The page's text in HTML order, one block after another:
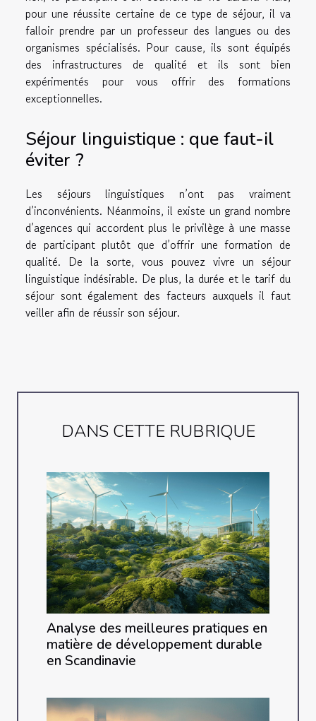
pour une réussite certaine de ce type de séjour, il va
falloir prendre par un professeur des langues ou des
organismes spécialisés. Pour cause, ils sont équipés
des infrastructures de qualité et ils sont bien
expérimentés pour vous offrir des formations
exceptionnelles.
Séjour linguistique : que faut-il
éviter ?
Les séjours linguistiques n’ont pas vraiment
d’inconvénients. Néanmoins, il existe un grand nombre
d’agences qui accordent plus le privilège à une masse
de participant plutôt que d’offrir une formation de
qualité. De la sorte, vous pouvez vivre un séjour
linguistique indésirable. De plus, la durée et le tarif du
séjour sont également des facteurs auxquels il faut
veiller afin de réussir son séjour.
DANS CETTE RUBRIQUE
Analyse des meilleures pratiques en
matière de développement durable
en Scandinavie